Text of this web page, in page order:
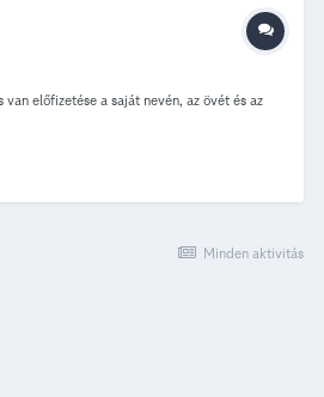
előfizetése a saját nevén, az övét és az
Minden aktivitás